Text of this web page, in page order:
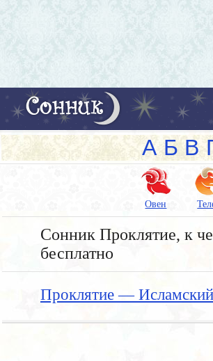
А Б В
Овен
Сонник Проклятие, к
бесплатно
Проклятие —